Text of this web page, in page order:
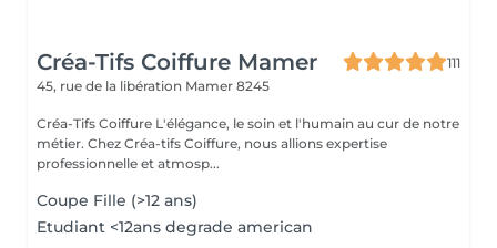
Créa-Tifs Coiffure Mamer
111
45, rue de la libération Mamer 8245
Créa-Tifs Coiffure L'élégance, le soin et l'humain au cur de notre
métier. Chez Créa-tifs Coiffure, nous allions expertise
professionnelle et atmosp...
Coupe Fille (>12 ans)
Etudiant <12ans degrade american